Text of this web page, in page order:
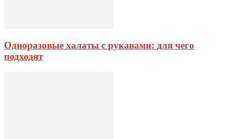
Одноразовые халаты с рукавами: для чего
подходят